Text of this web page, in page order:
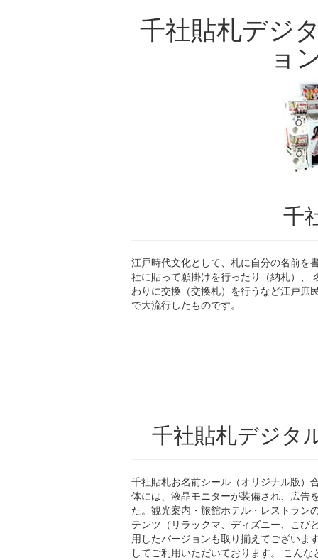
千社貼札デジ
ョ
千
江戸時代文化として、札に自分の名前を
社に貼って願掛けを行ったり（納札）、
わりに交換（交換札）を行うなど江戸庶
で大流行したものです。
千社貼札デジタ
千社貼札お名前シール（オリジナル版）
体には、液晶モニターが装備され、広告
た。観光案内・旅館ホテル・レストラン
テンツ（リラックマ、ディズニー、こび
用したバージョンも取り揃えてございま
してご利用いただいております。 こん